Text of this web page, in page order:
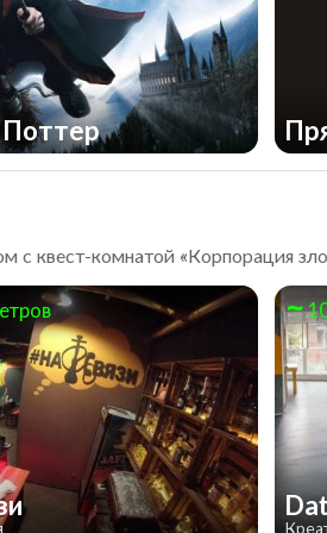
Поттер
с квест-комнатой «Корпорация